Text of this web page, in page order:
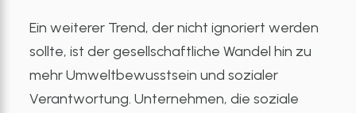
Ein weiterer Trend, der nicht ignoriert werden
sollte, ist der gesellschaftliche Wandel hin zu
mehr Umweltbewusstsein und sozialer
Verantwortung. Unternehmen, die soziale